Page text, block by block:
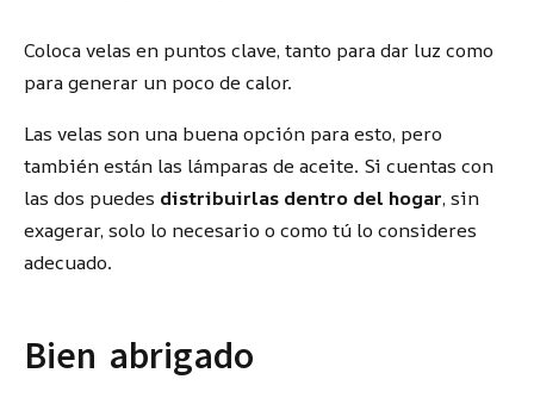
Coloca velas en puntos clave, tanto para dar luz como
para generar un poco de calor.
Las velas son una buena opción para esto, pero
también están las lámparas de aceite. Si cuentas con
las dos puedes distribuirlas dentro del hogar, sin
exagerar, solo lo necesario o como tú lo consideres
adecuado.
Bien abrigado